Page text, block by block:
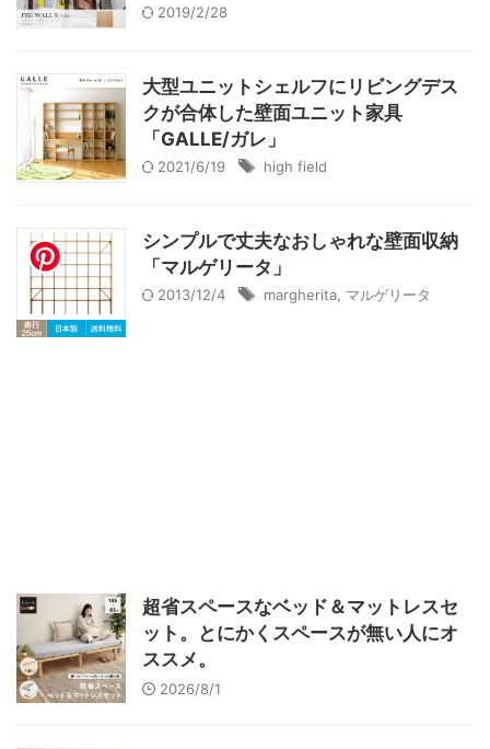
2019/2/28
大型ユニットシェルフにリビングデス
クが合体した壁面ユニット家具
「GALLE/ガレ」
2021/6/19 high field
シンプルで丈夫なおしゃれな壁面収納
「マルゲリータ」
2013/12/4 margherita マルゲリータ
超省スペースなベッド＆マットレスセ
ット。とにかくスペースが無い人にオ
ススメ。
2026/8/1